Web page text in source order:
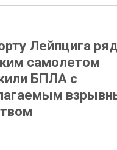
Лейпцига
самолетом
БПЛА с